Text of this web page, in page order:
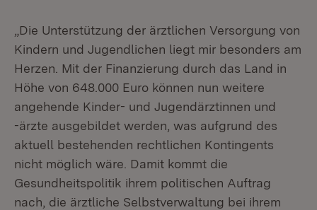
„Die Unterstützung der ärztlichen Versorgung von
Kindern und Jugendlichen liegt mir besonders am
Herzen. Mit der Finanzierung durch das Land in
Höhe von 648.000 Euro können nun weitere
angehende Kinder- und Jugendärztinnen und
-ärzte ausgebildet werden, was aufgrund des
aktuell bestehenden rechtlichen Kontingents
nicht möglich wäre. Damit kommt die
Gesundheitspolitik ihrem politischen Auftrag
nach, die ärztliche Selbstverwaltung bei ihrem